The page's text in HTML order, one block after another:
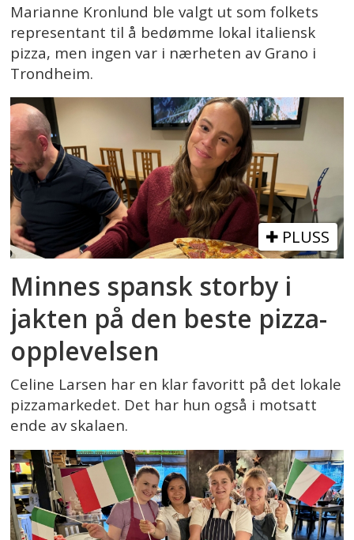
Marianne Kronlund ble valgt ut som folkets
representant til å bedømme lokal italiensk
pizza, men ingen var i nærheten av Grano i
Trondheim.
PLUSS
Minnes spansk storby i
jakten på den beste pizza-
opplevelsen
Celine Larsen har en klar favoritt på det lokale
pizzamarkedet. Det har hun også i motsatt
ende av skalaen.